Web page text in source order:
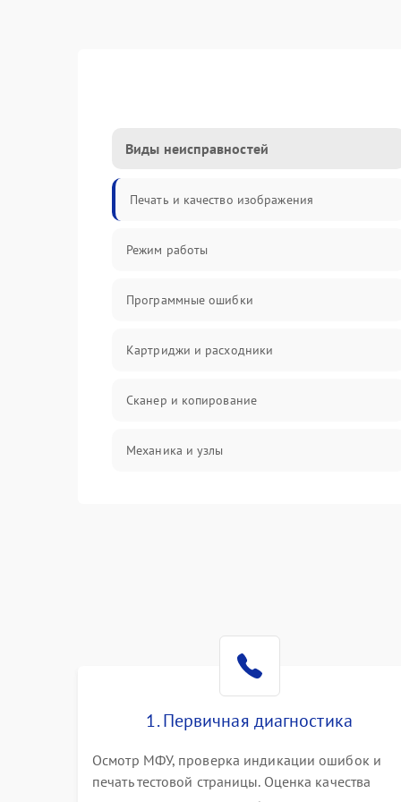
Виды неисправностей
Печать и качество изображения
Режим работы
Программные ошибки
Картриджи и расходники
Сканер и копирование
Механика и узлы
Проблемы с механикой
1. Первичная диагностика
Осмотр МФУ, проверка индикации ошибок и
печать тестовой страницы. Оценка качества